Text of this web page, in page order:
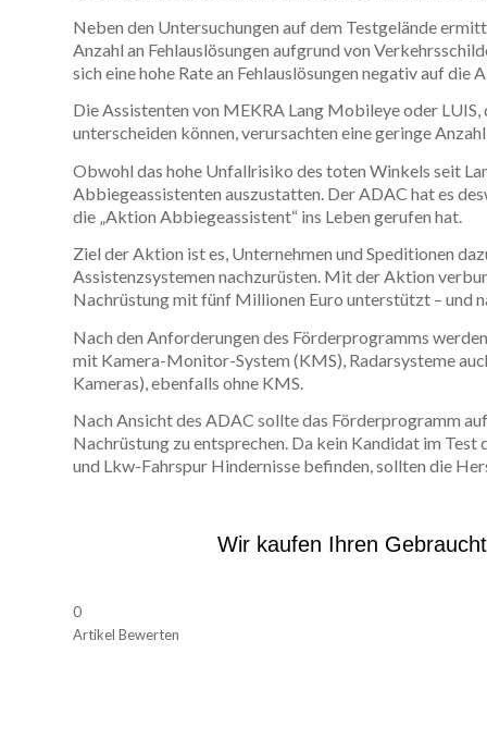
Neben den Untersuchungen auf dem Testgelände
Anzahl an Fehlauslösungen aufgrund von
sich eine hohe Rate an Fehlauslösungen negativ auf die
Die Assistenten von MEKRA Lang Mobileye oder
unterscheiden können, verursachten eine geringe
Obwohl das hohe Unfallrisiko des toten Winkels seit
Abbiegeassistenten auszustatten. Der ADAC hat es
die „Aktion Abbiegeassistent“ ins Leben gerufen hat.
Ziel der Aktion ist es, Unternehmen und Speditionen
Assistenzsystemen nachzurüsten. Mit der Aktion
Nachrüstung mit fünf Millionen Euro unterstützt – und
Nach den Anforderungen des Förderprogramms
mit Kamera-Monitor-System (KMS), Radarsysteme
Kameras), ebenfalls ohne KMS.
Nach Ansicht des ADAC sollte das Förderprogramm
Nachrüstung zu entsprechen. Da kein Kandidat im
und Lkw-Fahrspur Hindernisse befinden, sollten die
Wir kaufen Ihren
0
Artikel Bewerten